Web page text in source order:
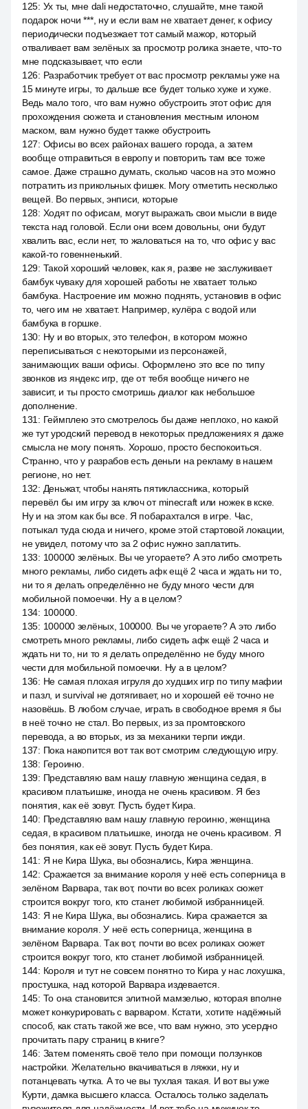
125: Ух ты, мне dali недостаточно, слушайте, мне такой
подарок ночи ***, ну и если вам не хватает денег, к офису
периодически подъезжает тот самый мажор, который
отваливает вам зелёных за просмотр ролика знаете, что-то
мне подсказывает, что если
126: Разработчик требует от вас просмотр рекламы уже на
15 минуте игры, то дальше все будет только хуже и хуже.
Ведь мало того, что вам нужно обустроить этот офис для
прохождения сюжета и становления местным илоном
маском, вам нужно будет также обустроить
127: Офисы во всех районах вашего города, а затем
вообще отправиться в европу и повторить там все тоже
самое. Даже страшно думать, сколько часов на это можно
потратить из прикольных фишек. Могу отметить несколько
вещей. Во первых, энписи, которые
128: Ходят по офисам, могут выражать свои мысли в виде
текста над головой. Если они всем довольны, они будут
хвалить вас, если нет, то жаловаться на то, что офис у вас
какой-то говенненький.
129: Такой хороший человек, как я, разве не заслуживает
бамбук чуваку для хорошей работы не хватает только
бамбука. Настроение им можно поднять, установив в офис
то, чего им не хватает. Например, кулёра с водой или
бамбука в горшке.
130: Ну и во вторых, это телефон, в котором можно
переписываться с некоторыми из персонажей,
занимающих ваши офисы. Оформлено это все по типу
звонков из яндекс игр, где от тебя вообще ничего не
зависит, и ты просто смотришь диалог как небольшое
дополнение.
131 : Геймплею это смотрелось бы даже неплохо, но какой
же тут уродский перевод в некоторых предложениях я даже
смысла не могу понять. Хорошо, просто беспокоиться.
Странно, что у разрабов есть деньги на рекламу в нашем
регионе, но нет.
132: Деньжат, чтобы нанять пятиклассника, который
перевёл бы им игру за ключ от minecraft или ножек в кске.
Ну и на этом как бы все. Я побарахтался в игре. Час,
потыкал туда сюда и ничего, кроме этой стартовой локации,
не увидел, потому что за 2 офис нужно заплатить.
133: 100000 зелёных. Вы че угораете? А это либо смотреть
много рекламы, либо сидеть афк ещё 2 часа и ждать ни то,
ни то я делать определённо не буду много чести для
мобильной помоечки. Ну а в целом?
134: 100000.
135: 100000 зелёных, 100000. Вы че угораете? А это либо
смотреть много рекламы, либо сидеть афк ещё 2 часа и
ждать ни то, ни то я делать определённо не буду много
чести для мобильной помоечки. Ну а в целом?
136: Не самая плохая игруля до худших игр по типу мафии
и пазл, и survival не дотягивает, но и хорошей её точно не
назовёшь. В любом случае, играть в свободное время я бы
в неё точно не стал. Во первых, из за промтовского
перевода, а во вторых, из за механики терпи ижди.
137: Пока накопится вот так вот смотрим следующую игру.
138: Героиню.
139: Представляю вам нашу главную женщина седая, в
красивом платьишке, иногда не очень красивом. Я без
понятия, как её зовут. Пусть будет Кира.
140: Представляю вам нашу главную героиню, женщина
седая, в красивом платьишке, иногда не очень красивом. Я
без понятия, как её зовут. Пусть будет Кира.
141 : Я не Кира Шука, вы обознались, Кира женщина.
142: Сражается за внимание короля у неё есть соперница в
зелёном Варвара, так вот, почти во всех роликах сюжет
строится вокруг того, кто станет любимой избранницей.
143: Я не Кира Шука, вы обознались. Кира сражается за
внимание короля. У неё есть соперница, женщина в
зелёном Варвара. Так вот, почти во всех роликах сюжет
строится вокруг того, кто станет любимой избранницей.
144: Короля и тут не совсем понятно то Кира у нас лохушка,
простушка, над которой Варвара издевается.
145: То она становится элитной мамзелью, которая вполне
может конкурировать с варваром. Кстати, хотите надёжный
способ, как стать такой же все, что вам нужно, это усердно
прочитать пару страниц в книге?
146: Затем поменять своё тело при помощи ползунков
настройки. Желательно вкачиваться в ляжки, ну и
потанцевать чутка. А то че вы тухлая такая. И вот вы уже
Курти, дамка высшего класса. Осталось только заделать